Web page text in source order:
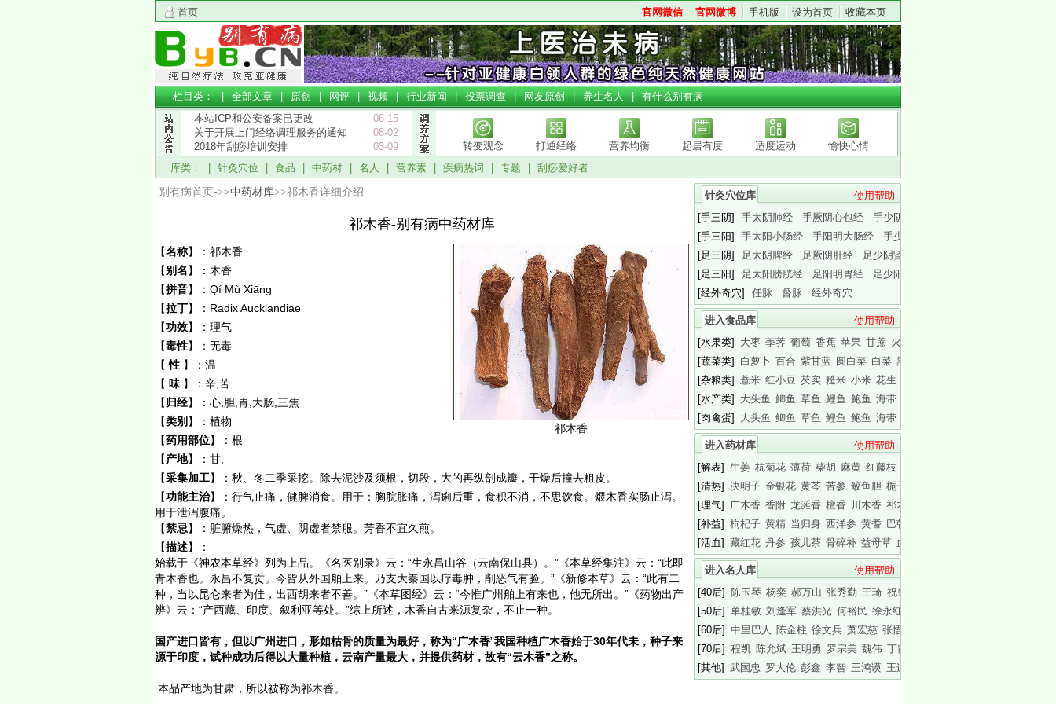
首页 官网微信 官网微博 手机版 设为首页 收藏本页
栏目类： |全部文章|原创|网评|视频|行业新闻|投票调查|网友原创|养生名人|有什么别有病
本站ICP和公安备案已更改
06-15
关于开展上门经络调理服务的通知
08-02
2018年刮痧培训安排
03-09 转变观念 打通经络 营养均衡 起居有度 适度运动
愉快心情
库类： | 针灸穴位 食品 中药材 名人 营养素 疾病热词 专题 刮痧爱好者
别有病首页->>中药材库>>祁木香详细介绍
祁木香-别有病中药材库
祁木香
【名称】： 祁木香
【别名】： 木香
【拼音】： Qí Mù Xiānɡ
【拉丁】： Radix Aucklandiae
【功效】： 理气
【毒性】： 无毒
【 性 】： 温
【 味 】： 辛,苦
【归经】： 心,胆,胃,大肠,三焦
【类别 】： 植物
【药用部位】： 根
【产地】： 甘,
【采集加工】： 秋、冬二季采挖。除去泥沙及须根，切段，大的再纵剖成瓣，干燥后撞去粗皮。
【功能主治】： 行气止痛，健脾消食。用于：胸脘胀痛，泻痢后重，食积不消，不思饮食。煨木香实肠止泻。
用于泄泻腹痛。
【禁忌】： 脏腑燥热，气虚、阴虚者禁服。芳香不宜久煎。
【描述】：
始载于《神农本草经》列为上品。《名医别录》云：“生永昌山谷（云南保山县）。”《本草经集注》云：“此即
青木香也。永昌不复贡。今皆从外国舶上来。乃支大秦国以疗毒肿，削恶气有验。”《新修本草》云：“此有二
种，当以昆仑来者为佳，出西胡来者不善。”《本草图经》云：“今惟广州舶上有来也，他无所出。”《药物出产
辨》云：“产西藏、印度、叙利亚等处。”综上所述，木香自古来源复杂，不止一种。
国产进口皆有，但以广州进口，形如枯骨的质量为最好，称为“广木香”我国种植广木香始于30年代未，种子来
源于印度，试种成功后得以大量种植，云南产量最大，并提供药材，故有“云木香”之称。
本品产地为甘肃，所以被称为祁木香。
针灸穴位库
使用帮助
[手三阴]
手太阴肺经 手厥阴心包经
手少阴心经
[手三阳]
手太阳小肠经 手阳明大肠经
手少阳三焦经
[足三阴]
足太阴脾经 足厥阴肝经
足少阴肾经
[足三阳]
足太阳膀胱经 足阳明胃经
足少阳胆经
[经外奇穴]
任脉 督脉 经外奇穴
进入食品库
使用帮助
[水果类]
大枣 荸荠 葡萄 香蕉 苹果 甘蔗 火龙果
[蔬菜类]
白萝卜 百合 紫甘蓝 圆白菜 白菜 黑木耳
[杂粮类] 薏米 红小豆 芡实 糙米 小米 花生
[水产类]
大头鱼 鲫鱼 草鱼 鲤鱼 鲍鱼 海带
[肉禽蛋]
大头鱼 鲫鱼 草鱼 鲤鱼 鲍鱼 海带
进入药材库
使用帮助
[解表] 生姜 杭菊花 薄荷 柴胡 麻黄 红藤枝
[清热] 决明子 金银花 黄芩 苦参 鲛鱼胆 栀子
[理气]
广木香 香附 龙涎香 檀香 川木香 祁木香
[补益] 枸杞子 黄精 当归身 西洋参 黄耆 巴戟天
[活血] 藏红花 丹参 孩儿茶 骨碎补 益母草 血竭
进入名人库
使用帮助
[40后]
陈玉琴 杨奕 郝万山 张秀勤 王琦 祝肇刚
[50后] 单桂敏 刘逢军 蔡洪光 何裕民 徐永红
[60后] 中里巴人 陈金柱 徐文兵 萧宏慈 张悟本
[70后] 程凯 陈允斌 王明勇 罗宗美 魏伟 丁霞
[其他] 武国忠 罗大伦 彭鑫 李智 王鸿谟 王连清